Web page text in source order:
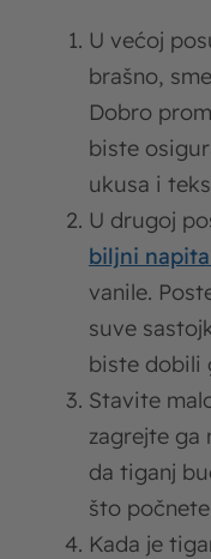
U većoj
brašno,
Dobro
biste
ukusa i
U drugoj
biljni
vanile.
suve
biste dobili
Stavite
zagrejte ga
da tiganj
što
Kada je